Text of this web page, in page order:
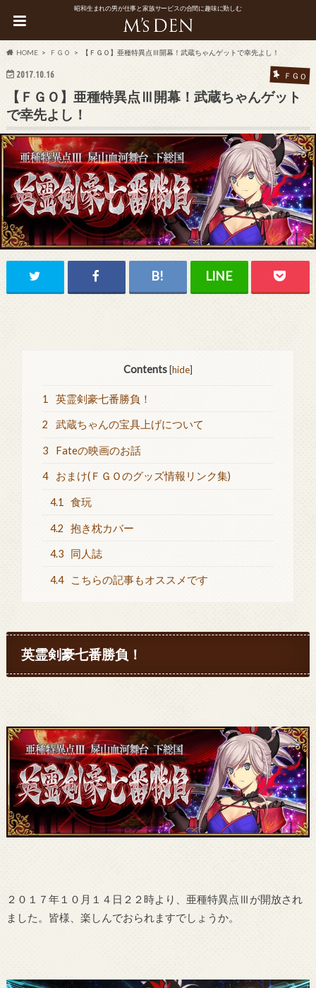
昭和生まれの男が仕事と家族サービスの合間に趣味に勤しむ
HOME ＦＧＯ 【ＦＧＯ】亜種特異点Ⅲ開幕！武蔵ちゃんゲットで幸先よし！
2017.10.16 ＦＧＯ
【ＦＧＯ】亜種特異点Ⅲ開幕！武蔵ちゃんゲット
で幸先よし！
Contents [hide]
1 英霊剣豪七番勝負！
2 武蔵ちゃんの宝具上げについて
3 Fateの映画のお話
4 おまけ(ＦＧＯのグッズ情報リンク集)
4.1 食玩
4.2 抱き枕カバー
4.3 同人誌
4.4 こちらの記事もオススメです
英霊剣豪七番勝負！
２０１７年１０月１４日２２時より、亜種特異点Ⅲが開放され
ました。皆様、楽しんでおられますでしょうか。